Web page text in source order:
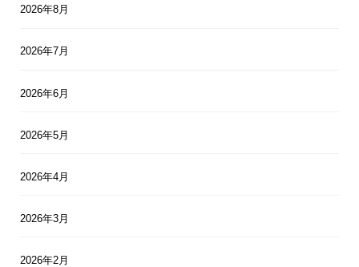
2026年8月
2026年7月
2026年6月
2026年5月
2026年4月
2026年3月
2026年2月